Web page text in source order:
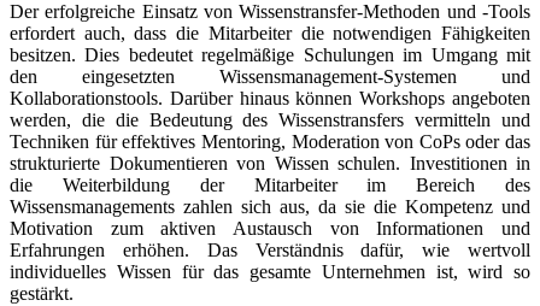
Der erfolgreiche Einsatz von Wissenstransfer-Methoden und -Tools
erfordert auch, dass die Mitarbeiter die notwendigen Fähigkeiten
besitzen. Dies bedeutet regelmäßige Schulungen im Umgang mit
den eingesetzten Wissensmanagement-Systemen und
Kollaborationstools. Darüber hinaus können Workshops angeboten
werden, die die Bedeutung des Wissenstransfers vermitteln und
Techniken für effektives Mentoring, Moderation von CoPs oder das
strukturierte Dokumentieren von Wissen schulen. Investitionen in
die Weiterbildung der Mitarbeiter im Bereich des
Wissensmanagements zahlen sich aus, da sie die Kompetenz und
Motivation zum aktiven Austausch von Informationen und
Erfahrungen erhöhen. Das Verständnis dafür, wie wertvoll
individuelles Wissen für das gesamte Unternehmen ist, wird so
gestärkt.